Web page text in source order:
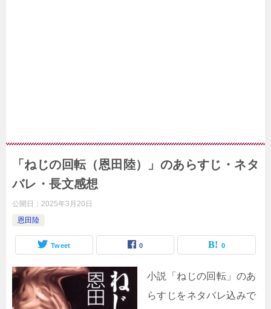
「ねじの回転（恩田陸）」のあらすじ・ネタ
バレ・長文感想
公開日： 2025年3月20日
恩田陸
Tweet 0 0
小説「ねじの回転」のあ
らすじをネタバレ込みで